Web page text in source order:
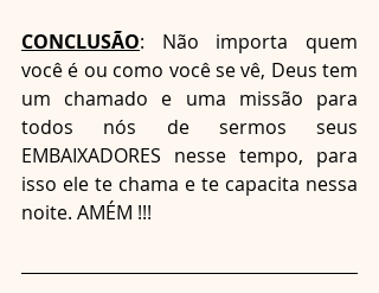
CONCLUSÃO: Não importa quem
você é ou como você se vê, Deus tem
um chamado e uma missão para
todos nós de sermos seus
EMBAIXADORES nesse tempo, para
isso ele te chama e te capacita nessa
noite. AMÉM !!!